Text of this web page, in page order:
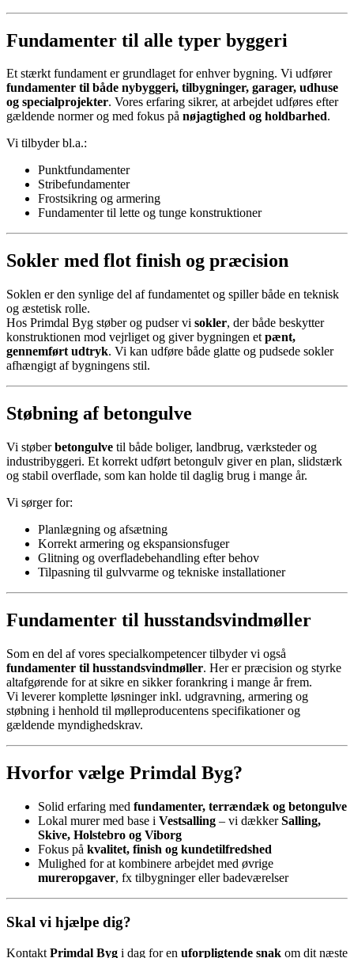
Fundamenter til alle typer byggeri
Et stærkt fundament er grundlaget for enhver bygning. Vi udfører
fundamenter til både nybyggeri, tilbygninger, garager, udhuse
og specialprojekter. Vores erfaring sikrer, at arbejdet udføres efter
gældende normer og med fokus på nøjagtighed og holdbarhed.
Vi tilbyder bl.a.:
Punktfundamenter
Stribefundamenter
Frostsikring og armering
Fundamenter til lette og tunge konstruktioner
Sokler med flot finish og præcision
Soklen er den synlige del af fundamentet og spiller både en teknisk
og æstetisk rolle.
Hos Primdal Byg støber og pudser vi sokler, der både beskytter
konstruktionen mod vejrliget og giver bygningen et pænt,
gennemført udtryk. Vi kan udføre både glatte og pudsede sokler
afhængigt af bygningens stil.
Støbning af betongulve
Vi støberbetongulve til både boliger, landbrug, værksteder og
industribyggeri. Et korrekt udført betongulv giver en plan, slidstærk
og stabil overflade, som kan holde til daglig brug i mange år.
Vi sørger for:
Planlægning og afsætning
Korrekt armering og ekspansionsfuger
Glitning og overfladebehandling efter behov
Tilpasning til gulvvarme og tekniske installationer
Fundamenter til husstandsvindmøller
Som en del af vores specialkompetencer tilbyder vi også
fundamenter til husstandsvindmøller. Her er præcision og styrke
altafgørende for at sikre en sikker forankring i mange år frem.
Vi leverer komplette løsninger inkl. udgravning, armering og
støbning i henhold til mølleproducentens specifikationer og
gældende myndighedskrav.
Hvorfor vælge Primdal Byg?
Solid erfaring med fundamenter, terrændæk og betongulve
Lokal murer med base i Vestsalling – vi dækkerSalling,
Skive, Holstebro og Viborg
Fokus på kvalitet, finish og kundetilfredshed
Mulighed for at kombinere arbejdet med øvrige
mureropgaver, fx tilbygninger eller badeværelser
Skal vi hjælpe dig?
Kontakt Primdal Byg i dag for en uforpligtende snak om dit næste